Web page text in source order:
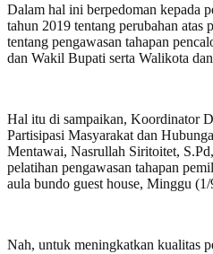
Dalam hal ini berpedoman kepada
tahun 2019 tentang perubahan atas
tentang pengawasan tahapan
dan Wakil Bupati serta Walikota
Hal itu di sampaikan, Koordinator
Partisipasi Masyarakat dan
Mentawai, Nasrullah Siritoitet,
pelatihan pengawasan tahapan
aula bundo guest house, Minggu
Nah, untuk meningkatkan kualitas